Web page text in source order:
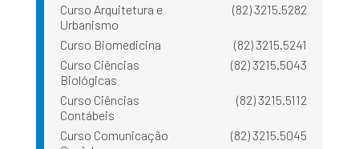
Curso Arquitetura e
Urbanismo
(82) 3215.5282
Curso Biomedicina
(82) 3215.5241
Curso Ciências
Biológicas
(82) 3215.5043
Curso Ciências
Contábeis
(82) 3215.5112
Curso Comunicação
(82) 3215.5045